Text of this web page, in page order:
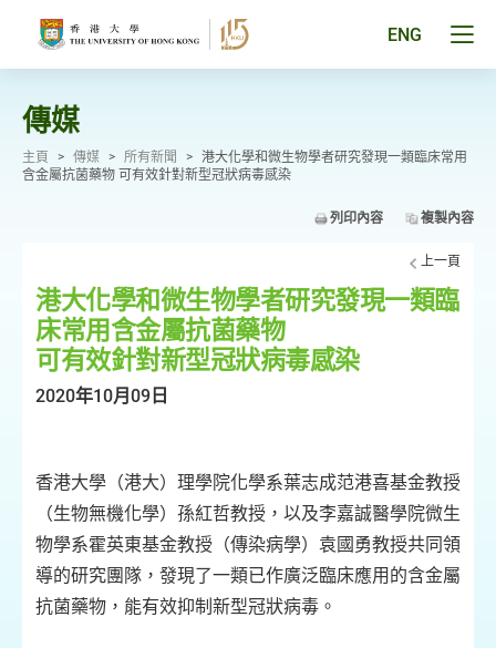
ENG
傳媒
主頁 > 傳媒 > 所有新聞 > 港大化學和微生物學者研究發現一類臨床常用
含金屬抗菌藥物 可有效針對新型冠狀病毒感染
列印內容 複製內容
上一頁
港大化學和微生物學者研究發現一類臨
床常用含金屬抗菌藥物
可有效針對新型冠狀病毒感染
2020年10月09日
香港大學（港大）理學院化學系葉志成范港喜基金教授
（生物無機化學）孫紅哲教授，以及李嘉誠醫學院微生
物學系霍英東基金教授（傳染病學）袁國勇教授共同領
導的研究團隊，發現了一類已作廣泛臨床應用的含金屬
抗菌藥物，能有效抑制新型冠狀病毒。